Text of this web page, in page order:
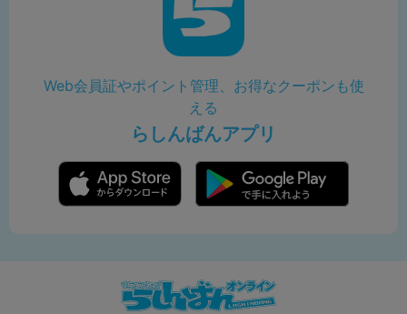
Web会員証やポイント管理、お得なクーポンも使
える
らしんばんアプリ